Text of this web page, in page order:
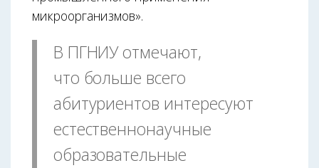
микроорганизмов».
В ПГНИУ отмечают,
что больше всего
абитуриентов интересуют
естественнонаучные
образовательные